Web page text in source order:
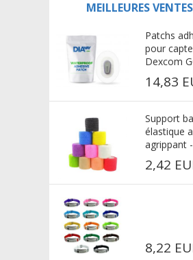
MEILLEURES VENTES
Patchs
pour
Dexcom
25x -
fort
14,83
Support
élastique
agrippant -
2,42
8,22